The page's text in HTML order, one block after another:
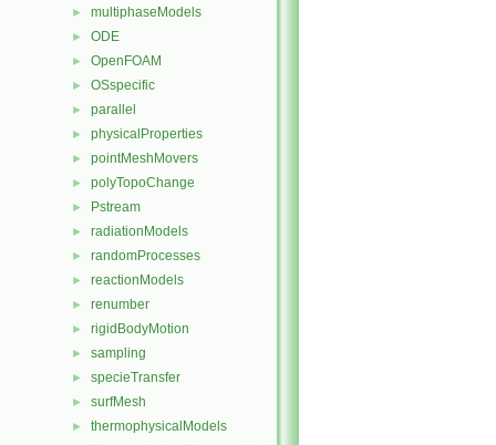
► multiphaseModels
► ODE
► OpenFOAM
► OSspecific
► parallel
► physicalProperties
► pointMeshMovers
► polyTopoChange
► Pstream
► radiationModels
► randomProcesses
► reactionModels
► renumber
► rigidBodyMotion
► sampling
► specieTransfer
► surfMesh
► thermophysicalModels